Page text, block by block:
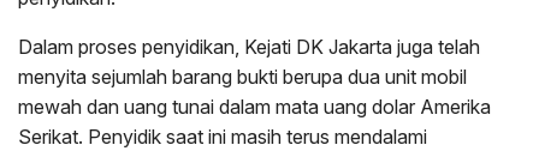
Dalam proses penyidikan, Kejati DK Jakarta juga telah
menyita sejumlah barang bukti berupa dua unit mobil
mewah dan uang tunai dalam mata uang dolar Amerika
Serikat. Penyidik saat ini masih terus mendalami